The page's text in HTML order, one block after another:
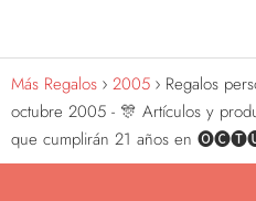
Más Regalos 2005
Regalos
octubre 2005 - 🎊 Artículos y
que cumplirán 21 años en